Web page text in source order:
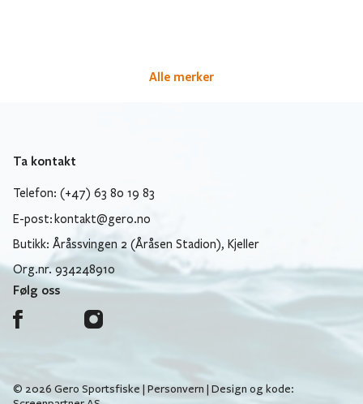
Alle merker
Ta kontakt
Telefon: (+47) 63 80 19 83
E-post: kontakt@gero.no
Butikk: Åråssvingen 2 (Åråsen Stadion), Kjeller
Org.nr. 934248910
Følg oss
© 2026 Gero Sportsfiske | Personvern | Design og kode: